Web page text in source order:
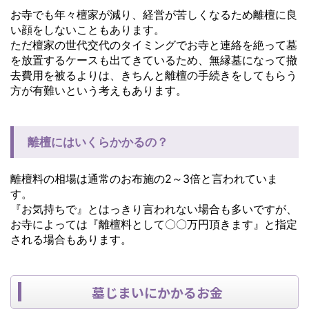
お寺でも年々檀家が減り、経営が苦しくなるため離檀に良
い顔をしないこともあります。
ただ檀家の世代交代のタイミングでお寺と連絡を絶って墓
を放置するケースも出てきているため、無縁墓になって撤
去費用を被るよりは、きちんと離檀の手続きをしてもらう
方が有難いという考えもあります。
離檀にはいくらかかるの？
離檀料の相場は通常のお布施の2～3倍と言われていま
す。
『お気持ちで』とはっきり言われない場合も多いですが、
お寺によっては『離檀料として〇〇万円頂きます』と指定
される場合もあります。
墓じまいにかかるお金